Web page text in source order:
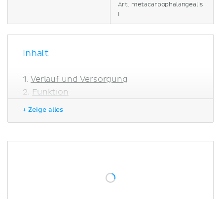
Art. metacarpophalangealis
I
Inhalt
Verlauf und Versorgung
Funktion
+ Zeige alles